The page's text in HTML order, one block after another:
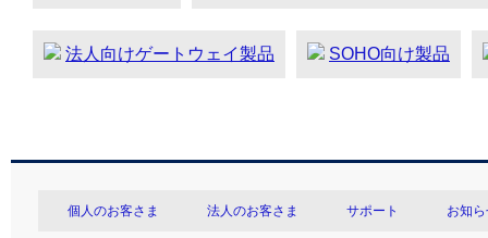
法人向けゲートウェイ製品 SOHO向け製品
個人のお客さま 法人のお客さま サポート お知